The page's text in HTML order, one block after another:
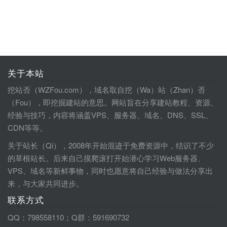
关于本站
挖站否（WZFou.com），域名取自挖（Wa）站（Zhan）否
（Fou），即挖掘建站的意思。网站旨在分享建站教程、资源、
经验与技巧，内容将涵盖VPS、服务器、域名、DNS、SSL、
CDN等等。
关于站长（Qi），2008年开始混迹于免费资源中，结识了不少
的草根站长。后来自己摸爬滚打开始潜心学习Web服务器、
VPS、域名等新鲜事物，同时也愿意将自己经验与做法分享出
来，与大家共同进步。
联系方式
QQ：798558110；Q群：591690732